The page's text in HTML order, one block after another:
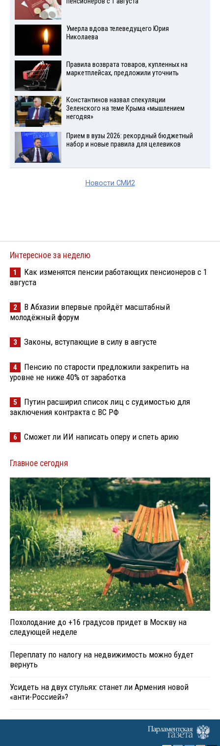
Умерла вдова телеведущего Юрия
Николаева
Правила возврата товаров, купленных на
маркетплейсах, предложили уточнить
Константинов назвал спекуляции
Зеленского на теме Крыма «мышлением
негодяя»
Прием в вузы 2026: рекордный бюджетный
набор и новые правила для целевиков
Новости СМИ2
Интересное за неделю
1
Как изменятся пенсии работающих пенсионеров с 1
августа
2
В Абхазии впервые пройдёт масштабный
молодёжный форум
3 Законы, вступающие в силу в августе
4
Пенсию по старости предложили закрепить на
уровне не ниже 40% от заработка
5
Путин расширил список лиц с судимостью для
заключения контракта с ВС РФ
6 Сможет ли ИИ написать оперу и спеть арию
Главное сегодня
Похолодание до +16 градусов придет в Москву на
следующей неделе
Переплату по налогу на недвижимость можно будет
вернуть
Усидеть на двух стульях: станет ли Армения новой
«анти-Россией»?